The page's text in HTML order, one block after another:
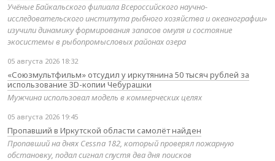
Учёные Байкальского филиала Всероссийского научно-
исследовательского института рыбного хозяйства и океанографии»
изучили динамику формирования запасов омуля и состояние
экосистемы в рыбопромысловых районах озера
05 августа 2026 18:32
«Союзмультфильм» отсудил у иркутянина 50 тысяч рублей за
использование 3D-копии Чебурашки
Мужчина использовал модель в коммерческих целях
05 августа 2026 19:45
Пропавший в Иркутской области самолёт найден
Пропавший на днях Cessna 182, который проверял пожарную
обстановку, подал сигнал спустя два дня поисков